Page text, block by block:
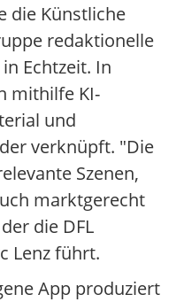
die Künstliche
redaktionelle
Echtzeit. In
mithilfe KI-
und
verknüpft. "Die
Szenen,
marktgerecht
die DFL
Lenz führt.
App produziert